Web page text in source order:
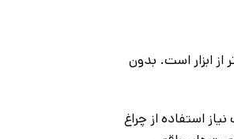
ابزار است. بدون
استفاده از چراغ